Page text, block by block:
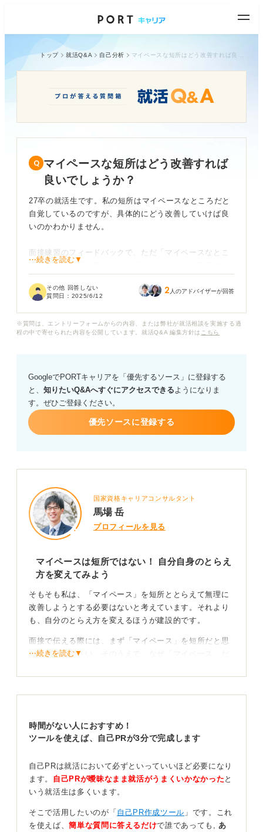
トップ 就活Q&A 自己分析
マイペースな短所はどう改善すれば
良いでしょうか？
27卒の就活生です。私の短所はマイペースなところだと
自覚しているのですが、具体的にどう改善していけば良
いのかわかりません。
面接練習のフィードバックで、ただ「マイペースなとこ
ろです」と短所を答えるだけではなく、それを改善する
と言われました。
などが思いつかないため、アドバイスをいただけないで
⋯続きを読む▼
その他 回答しない
質問日： 2025/6/12 2 人のアドバイザーが回答
※質問は、エントリーフォームからの内容、または弊社が就活相談を実施する過
程の中で寄せられた内容を公開しています。就活Q&A 編集方針は こちら
GoogleでPORTキャリアを「優先するソース」に登録する
と、 知りたいQ&Aへすぐにアクセスできるようになりま
す。ぜひご登録ください。
優先ソースに登録する
国家資格キャリアコンサルタント
馬場 岳
プロフィールを見る
マイペースは短所ではない！ 自分自身のとらえ
方を変えてみよう
そもそも私は、「マイペース」を短所ととらえて無理に
改善しようとする必要はないと考えています。それより
も、自分のとらえ方を変えるほうが建設的です。
面接で伝える際には、まず「マイペース」を短所だと思
わないでください。そのうえで、なぜ「マイペース」だ
マイペースながらも周囲と協調できることを示して
そのうえで、マイペースが理由でトラブルが起きてしま
うことを自覚しているのであれば、対処法も同時に伝え
「しかし最近は、マイペースがゆえに問題が発生するこ
⋯続きを読む▼
時間がない人におすすめ！
ツールを使えば、自己PRが3分で完成します
自己PRは就活において必ずといっていいほど必要になり
ます。 自己PRが曖昧なまま就活がうまくいかなかった と
いう就活生は多くいます。
そこで活用したいのが「 自己PR作成ツール 」です。これ
を使えば、簡単な質問に答えるだけで誰であっても, あ